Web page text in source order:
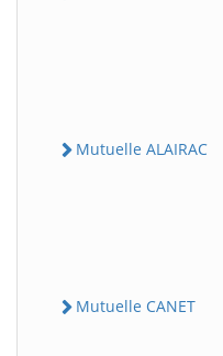
Mutuelle ALAIRAC
Mutuelle CANET